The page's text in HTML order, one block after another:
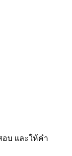
อบ และให้คำ